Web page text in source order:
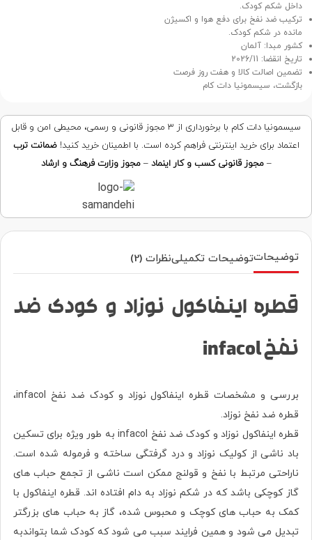
داخل شکم کودک.
ترکیب ضد نفخ برای دفع هوا و اکسیژن
مانده در شکم کودک.
کشور مبدا: آلمان
تاریخ انقضا: 2026/11
تضمین اصالت کالا و هفت روز فرصت
بازگشت، سیسمونیا دات کام
سیسمونیا دات کام با برخورداری از ۳ مجوز قانونی و رسمی، محیطی امن و قابل
اعتماد برای خرید اینترنتی فراهم کرده است. با اطمینان خرید کنید!ضمانت ترب
–مجوز قانونی کسب و کار اینماد –مجوز وزارت فرهنگ و ارشاد
توضیحاتتوضیحات تکمیلینظرات (2)
قطره اینفاکول نوزاد و کودک ضد
نفخ infacol
بررسی و مشخصات قطره اینفاکول نوزاد و کودک ضد نفخ infacol،
قطره ضد نفخ نوزاد.
قطره اینفاکول نوزاد و کودک ضد نفخ infacol به طور ویژه برای تسکین
باد ناشی از کولیک نوزاد و درد گرفتگی ساخته و فرموله شده است.
ناراحتی مرتبط با نفخ و قولنج ممکن است ناشی از تجمع حباب های
گاز کوچکی باشد که در شکم نوزاد به دام افتاده اند. قطره اینفاکول با
کمک به حباب های کوچک و محبوس شده، گاز به حباب های بزرگتر
تبدیل می شود و همین فرایند سبب می شود که کودک شما بتواندبه